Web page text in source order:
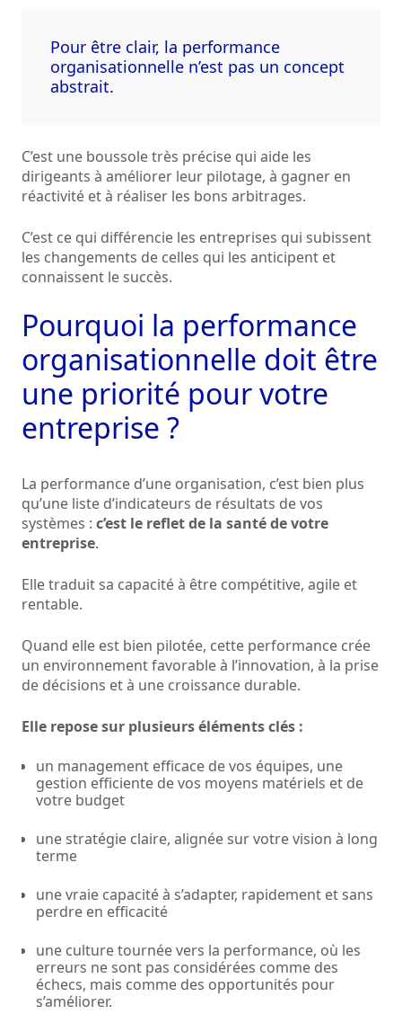
Pour être clair, la performance
organisationnelle n’est pas un concept
abstrait.
C’est une boussole très précise qui aide les
dirigeants à améliorer leur pilotage, à gagner en
réactivité et à réaliser les bons arbitrages.
C’est ce qui différencie les entreprises qui subissent
les changements de celles qui les anticipent et
connaissent le succès.
Pourquoi la performance
organisationnelle doit être
une priorité pour votre
entreprise ?
La performance d’une organisation, c’est bien plus
qu’une liste d’indicateurs de résultats de vos
systèmes : c’est le reflet de la santé de votre
entreprise.
Elle traduit sa capacité à être compétitive, agile et
rentable.
Quand elle est bien pilotée, cette performance crée
un environnement favorable à l’innovation, à la prise
de décisions et à une croissance durable.
Elle repose sur plusieurs éléments clés :
un management efficace de vos équipes, une
gestion efficiente de vos moyens matériels et de
votre budget
une stratégie claire, alignée sur votre vision à long
terme
une vraie capacité à s’adapter, rapidement et sans
perdre en efficacité
une culture tournée vers la performance, où les
erreurs ne sont pas considérées comme des
échecs, mais comme des opportunités pour
s’améliorer.